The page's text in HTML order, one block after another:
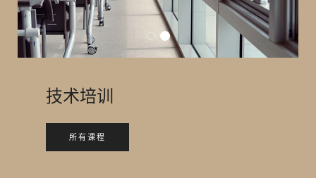
专业培训
技术培训
技术培训
所有课程